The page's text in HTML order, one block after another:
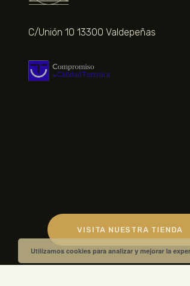
C/Unión 10 13300 Valdepeñas
VISITA NUESTRA TIENDA
Utilizamos cookies para analizar y mejorar la